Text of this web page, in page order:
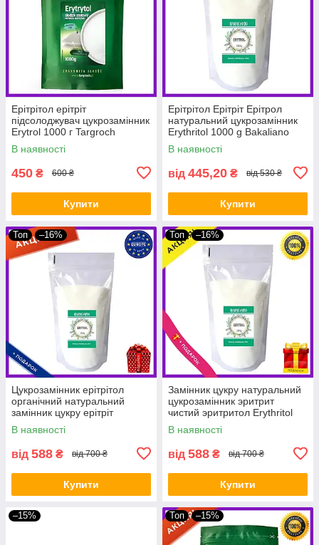
Ерітрітол ерітріт
підсолоджувач цукрозамінник
Erytrol 1000 г Targroch
В наявності
450 ₴ 600 ₴
Купити
Ерітрітол Ерітріт Ерітрол
натуральний цукрозамінник
Erythritol 1000 g Bakaliano
В наявності
від 445,20 ₴ від 530 ₴
Купити
Топ –16%
Цукрозамінник ерітрітол
органічний натуральний
замінник цукру ерітріт
Erythritol 1000 g Bakaliano
В наявності
від 588 ₴ від 700 ₴
Купити
Топ –16%
Замінник цукру натуральний
цукрозамінник эритрит
чистий эритритол Erythritol
1000 g Bakaliano
В наявності
від 588 ₴ від 700 ₴
Купити
–15% Топ –15%